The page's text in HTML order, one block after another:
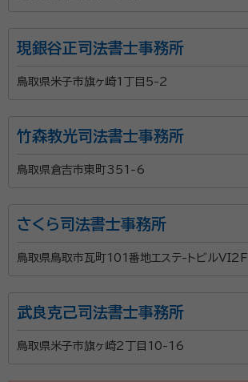
現銀谷正司法書士事務所
鳥取県米子市旗ヶ崎1丁目5-2
竹森教光司法書士事務所
鳥取県倉吉市東町351-6
さくら司法書士事務所
鳥取県鳥取市瓦町101番地エステ-トビルVI2F
武良克己司法書士事務所
鳥取県米子市旗ヶ崎2丁目10-16